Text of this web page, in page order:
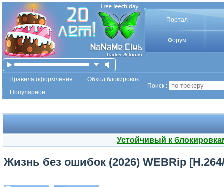
Портал
Форум
Правила оформления
Обход блокировок
Популярное
Поиск :
Устойчивый к
Жизнь без ошибок (2026) WEBRip